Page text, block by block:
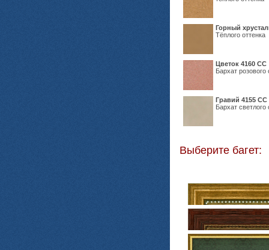
Горный
Тёплого оттенка
Цветок 4160 СС
Бархат розового
Гравий 4155 СС
Бархат светлого
Выберите багет: